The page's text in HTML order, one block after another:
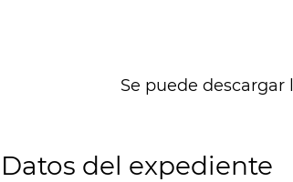
Se puede
Datos del expediente